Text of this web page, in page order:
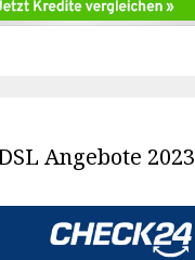
Angebote 2023